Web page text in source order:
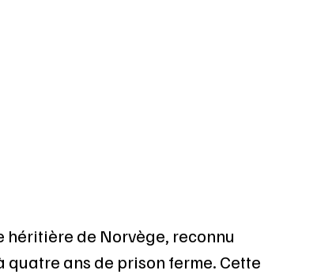
héritière de Norvège, reconnu
ans de prison ferme. Cette